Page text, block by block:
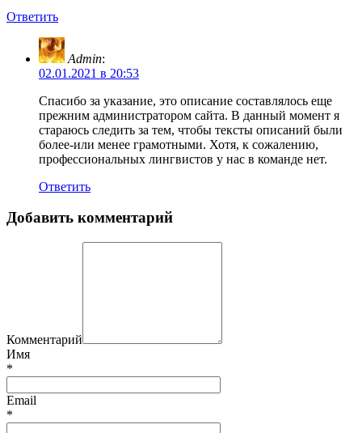
Ответить
Admin:
02.01.2021 в 20:53
Спасибо за указание, это описание составлялось еще
прежним администратором сайта. В данный момент я
стараюсь следить за тем, чтобы тексты описаний были
более-или менее грамотными. Хотя, к сожалению,
профессиональных лингвистов у нас в команде нет.
Ответить
Добавить комментарий
Комментарий
Имя
*
Email
*